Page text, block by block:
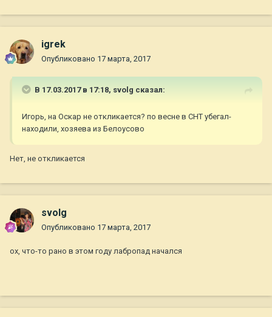
igrek
Опубликовано 17 марта, 2017
В 17.03.2017 в 17:18, svolg сказал:
Игорь, на Оскар не откликается? по весне в СНТ убегал-
находили, хозяева из Белоусово
Нет, не откликается
svolg
Опубликовано 17 марта, 2017
ох, что-то рано в этом году лабропад начался